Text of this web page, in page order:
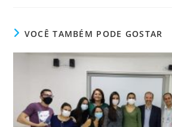
e
b
o
k
er e
dI
n
s
A
p
p
e
n
g
er
ri
e
n
dl
y
VOCÊ TAMBÉM PODE GOSTAR